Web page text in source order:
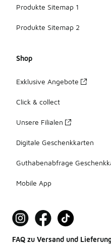
Produkte Sitemap 1
Produkte Sitemap 2
Shop
Exklusive Angebote
Click & collect
Unsere Filialen
Digitale Geschenkkarten
Guthabenabfrage
Mobile App
FAQ zu Versand und